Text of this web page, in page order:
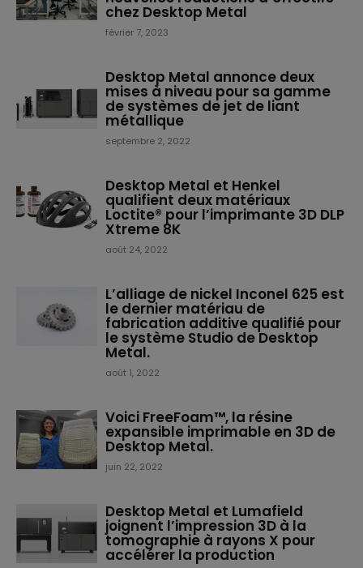
chez Desktop Metal
février 7, 2023
Desktop Metal annonce deux
mises à niveau pour sa gamme
de systèmes de jet de liant
métallique
septembre 2, 2022
Desktop Metal et Henkel
qualifient deux matériaux
Loctite® pour l’imprimante 3D DLP
Xtreme 8K
août 24, 2022
L’alliage de nickel Inconel 625 est
le dernier matériau de
fabrication additive qualifié pour
le système Studio de Desktop
Metal.
août 1, 2022
Voici FreeFoam™, la résine
expansible imprimable en 3D de
Desktop Metal.
juin 22, 2022
Desktop Metal et Lumafield
joignent l’impression 3D à la
tomographie à rayons X pour
accélérer la production